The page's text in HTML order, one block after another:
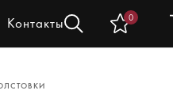
Контакты 0